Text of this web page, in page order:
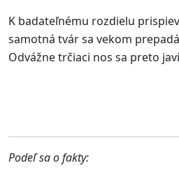
K badateľnému rozdielu
samotná tvár sa vekom
Odvážne trčiaci nos sa preto
Podeľ sa o fakty: